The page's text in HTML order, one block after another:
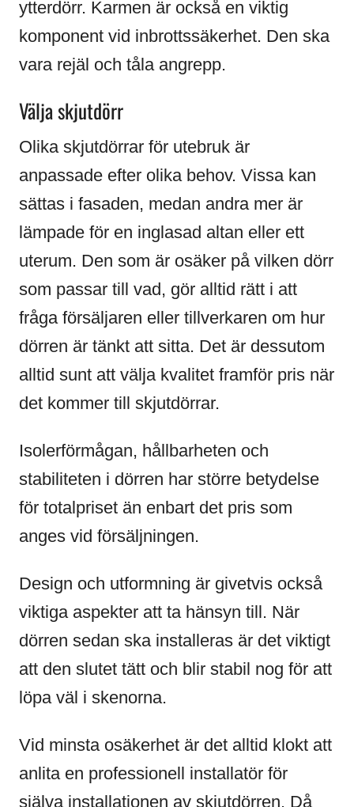
ytterdörr. Karmen är också en viktig
komponent vid inbrottssäkerhet. Den ska
vara rejäl och tåla angrepp.
Välja skjutdörr
Olika skjutdörrar för utebruk är
anpassade efter olika behov. Vissa kan
sättas i fasaden, medan andra mer är
lämpade för en inglasad altan eller ett
uterum. Den som är osäker på vilken dörr
som passar till vad, gör alltid rätt i att
fråga försäljaren eller tillverkaren om hur
dörren är tänkt att sitta. Det är dessutom
alltid sunt att välja kvalitet framför pris när
det kommer till skjutdörrar.
Isolerförmågan, hållbarheten och
stabiliteten i dörren har större betydelse
för totalpriset än enbart det pris som
anges vid försäljningen.
Design och utformning är givetvis också
viktiga aspekter att ta hänsyn till. När
dörren sedan ska installeras är det viktigt
att den slutet tätt och blir stabil nog för att
löpa väl i skenorna.
Vid minsta osäkerhet är det alltid klokt att
anlita en professionell installatör för
själva installationen av skjutdörren. Då